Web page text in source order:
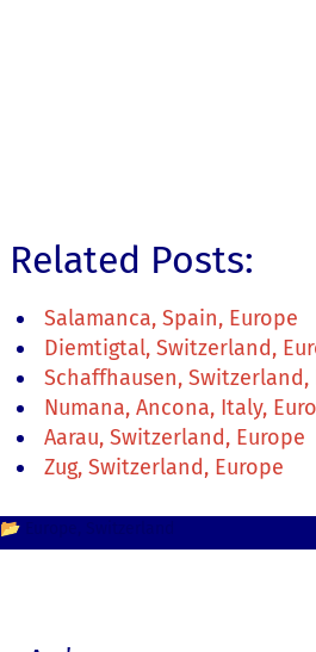
Related Posts:
Salamanca, Spain, Europe
Diemtigtal, Switzerland,
Schaffhausen, Switzerland,
Numana, Ancona, Italy,
Aarau, Switzerland, Europe
Zug, Switzerland, Europe
📂